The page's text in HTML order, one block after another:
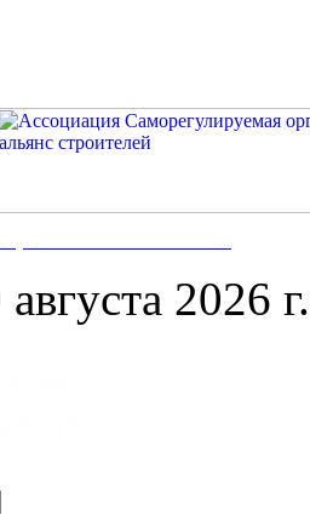
2026 г.